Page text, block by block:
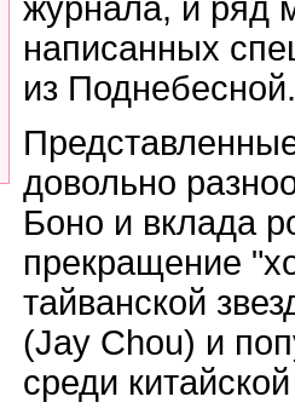
журнала, и ряд
написанных
из Поднебесной.
довольно
Боно и вклада
прекращение
тайванской
(Jay Chou) и
среди